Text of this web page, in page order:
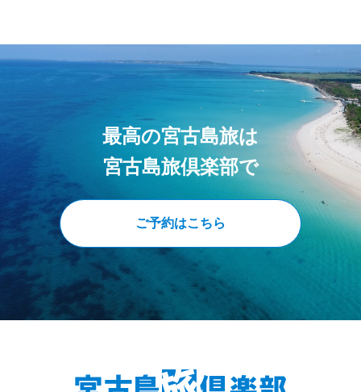
最高の宮古島旅は
宮古島旅倶楽部で
ご予約はこちら